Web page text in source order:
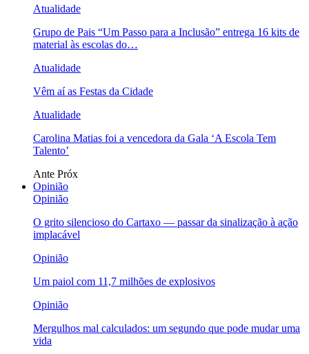
Atualidade
Grupo de Pais “Um Passo para a Inclusão” entrega 16 kits de
material às escolas do…
Atualidade
Vêm aí as Festas da Cidade
Atualidade
Carolina Matias foi a vencedora da Gala ‘A Escola Tem
Talento’
Ante Próx
Opinião
Opinião
O grito silencioso do Cartaxo — passar da sinalização à ação
implacável
Opinião
Um paiol com 11,7 milhões de explosivos
Opinião
Mergulhos mal calculados: um segundo que pode mudar uma
vida